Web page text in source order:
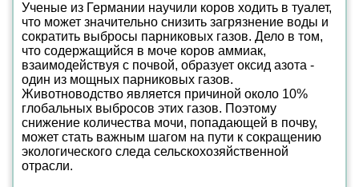
Ученые из Германии научили коров ходить в туалет,
что может значительно снизить загрязнение воды и
сократить выбросы парниковых газов. Дело в том,
что содержащийся в моче коров аммиак,
взаимодействуя с почвой, образует оксид азота -
один из мощных парниковых газов.
Животноводство является причиной около 10%
глобальных выбросов этих газов. Поэтому
снижение количества мочи, попадающей в почву,
может стать важным шагом на пути к сокращению
экологического следа сельскохозяйственной
отрасли.